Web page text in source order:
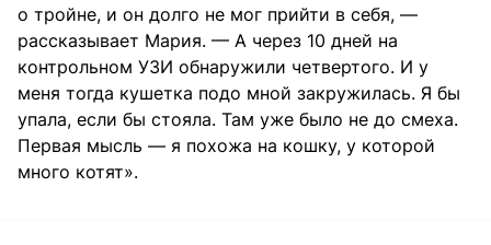
о тройне, и он долго не мог прийти в себя, —
рассказывает Мария. — А через 10 дней на
контрольном УЗИ обнаружили четвертого. И у
меня тогда кушетка подо мной закружилась. Я бы
упала, если бы стояла. Там уже было не до смеха.
Первая мысль — я похожа на кошку, у которой
много котят».